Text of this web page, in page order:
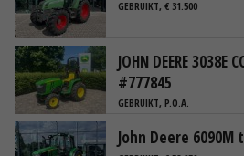
GEBRUIKT, € 31.500
JOHN DEERE 3038E
#777845
GEBRUIKT, P.O.A.
John Deere 6090M